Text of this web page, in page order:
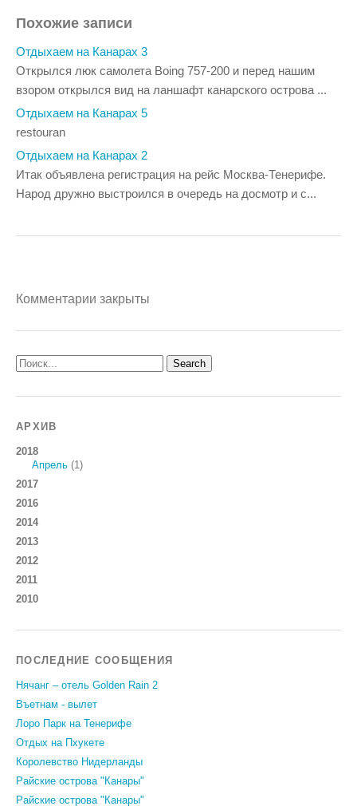
Похожие записи
Отдыхаем на Канарах 3
Открылся люк самолета Boing 757-200 и перед нашим
взором открылся вид на ланшафт канарского острова ...
Отдыхаем на Канарах 5
restouran
Отдыхаем на Канарах 2
Итак объявлена регистрация на рейс Москва-Тенерифе.
Народ дружно выстроился в очередь на досмотр и с...
Комментарии закрыты
АРХИВ
2018
Апрель (1)
2017
2016
2014
2013
2012
2011
2010
ПОСЛЕДНИЕ СООБЩЕНИЯ
Нячанг – отель Golden Rain 2
Въетнам - вылет
Лоро Парк на Тенерифе
Отдых на Пхукете
Королевство Нидерланды
Райские острова "Канары"
Райские острова "Канары"